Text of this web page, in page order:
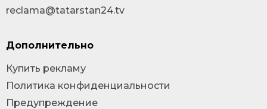
reclama@tatarstan24.tv
Дополнительно
Купить рекламу
Политика конфиденциальности
Предупреждение